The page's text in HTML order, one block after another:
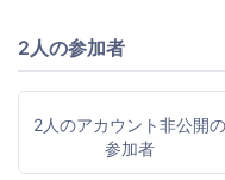
2人の参加者
2人のアカウント非公開の
参加者